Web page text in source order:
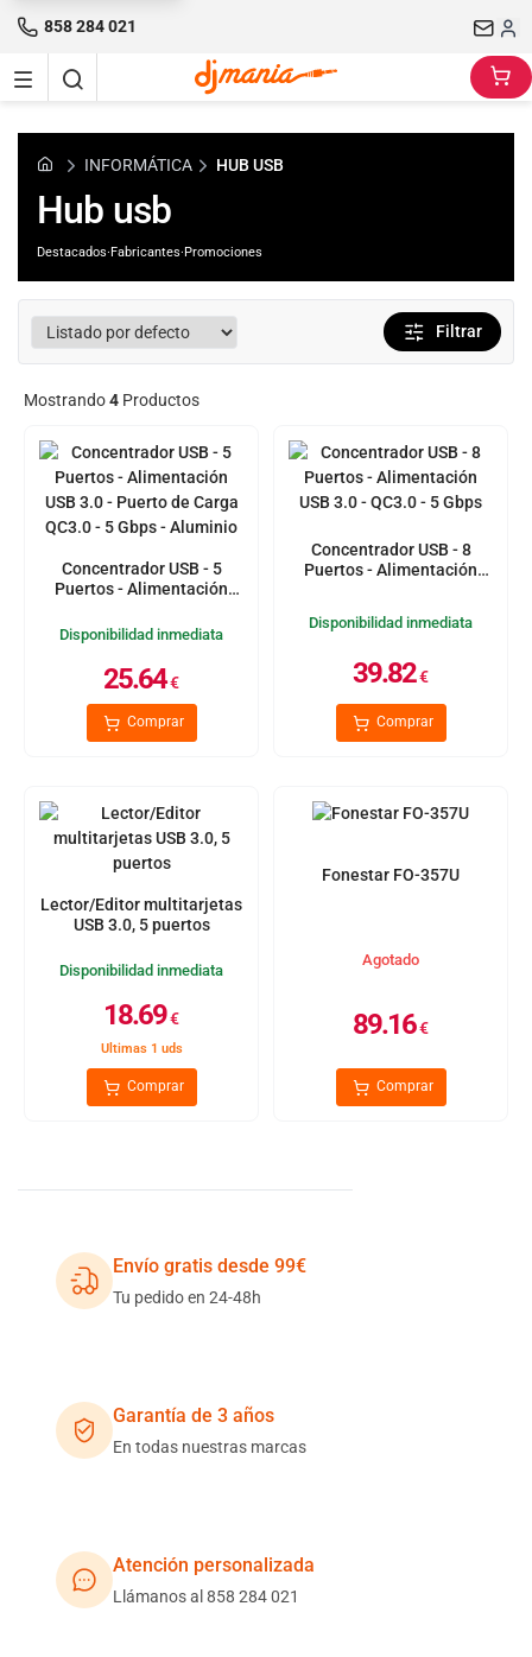
858 284 021
INFORMÁTICA HUB USB
Hub usb
Destacados·Fabricantes·Promociones
Filtrar
Mostrando4 Productos
Concentrador USB - 5
Puertos - Alimentación
QC3.0 - 5 Gbps - Aluminio
Disponibilidad inmediata
25.64€
Comprar
Concentrador USB - 8
Puertos - Alimentación
Disponibilidad inmediata
39.82€
Comprar
Lector/Editor multitarjetas
USB 3.0, 5 puertos
Disponibilidad inmediata
18.69€
Ultimas 1 uds
Comprar
Fonestar FO-357U
Agotado
89.16€
Comprar
Envío gratis desde 99€
Tu pedido en 24-48h
Garantía de 3 años
En todas nuestras marcas
Atención personalizada
Llámanos al 858 284 021